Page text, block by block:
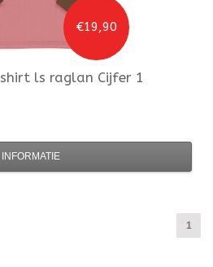
€19,90
shirt ls raglan Cijfer 1
INFORMATIE
1